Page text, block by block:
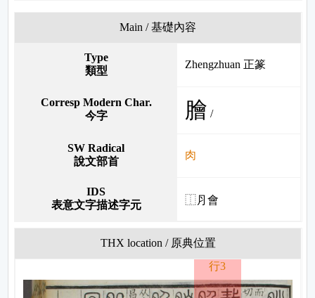
Main / 基礎內容
Type
類型
Zhengzhuan 正篆
Corresp Modern Char.
今字
膾 /
SW Radical
說文部首
肉
IDS
表意文字描述字元
⿰⺼會
THX location / 原典位置
行3